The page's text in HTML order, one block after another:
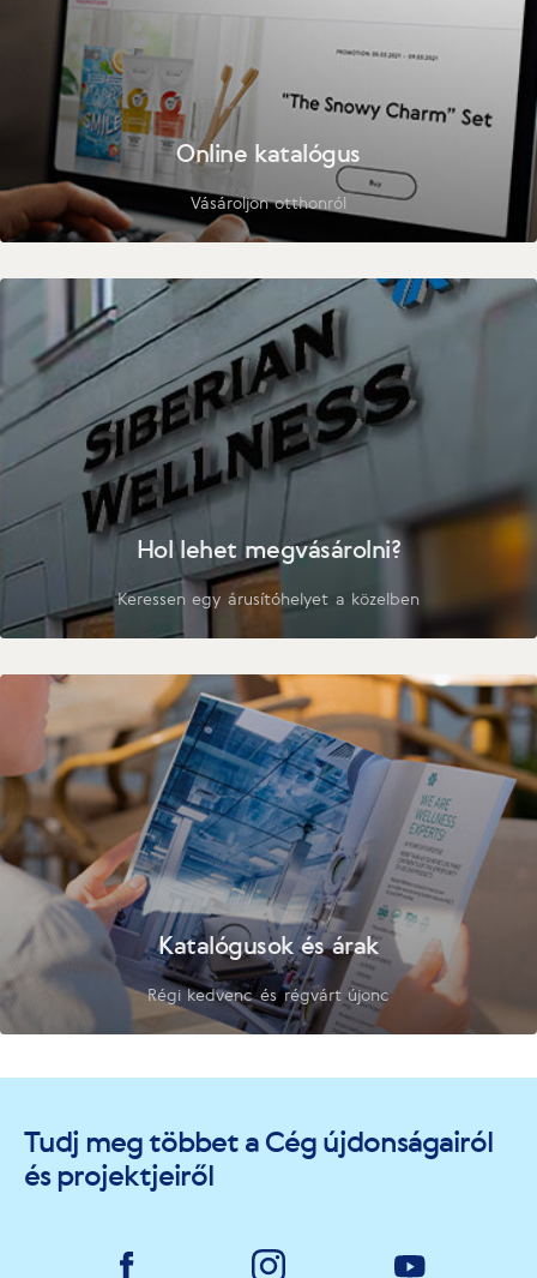
Online katalógus
Vásároljon otthonról
Hol lehet megvásárolni?
Keressen egy árusítóhelyet a közelben
Katalógusok és árak
Régi kedvenc és régvárt újonc
Tudj meg többet a Cég újdonságairól
és projektjeiről